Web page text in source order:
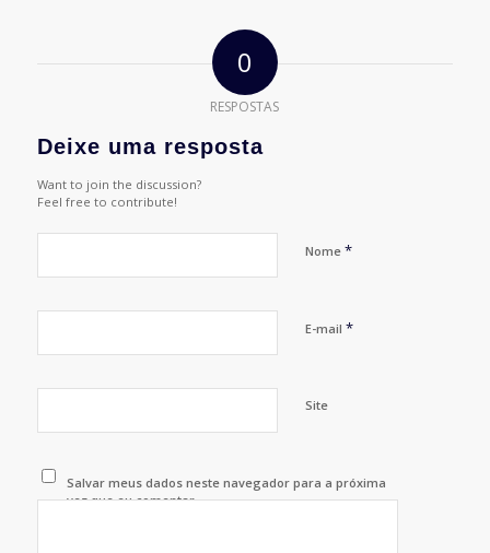
0
RESPOSTAS
Deixe uma resposta
Want to join the discussion?
Feel free to contribute!
Nome *
E-mail *
Site
Salvar meus dados neste navegador para a próxima
vez que eu comentar.